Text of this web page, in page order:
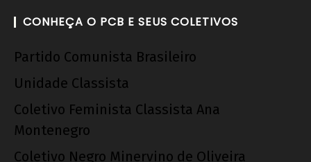
CONHEÇA O PCB E SEUS COLETIVOS
Partido Comunista Brasileiro
Unidade Classista
Coletivo Feminista Classista Ana
Montenegro
Coletivo Negro Minervino de Oliveira